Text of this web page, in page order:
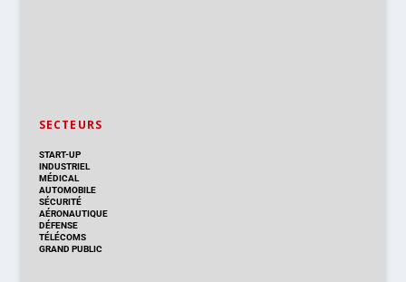
SECTEURS
START-UP
INDUSTRIEL
MÉDICAL
AUTOMOBILE
SÉCURITÉ
AÉRONAUTIQUE
DÉFENSE
TÉLÉCOMS
GRAND PUBLIC